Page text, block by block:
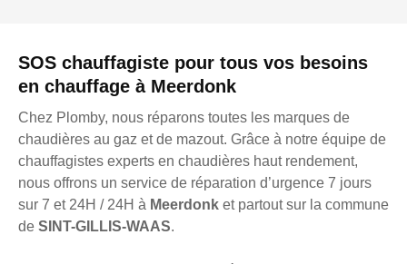
SOS chauffagiste pour tous vos besoins
en chauffage à Meerdonk
Chez Plomby, nous réparons toutes les marques de
chaudières au gaz et de mazout. Grâce à notre équipe de
chauffagistes experts en chaudières haut rendement,
nous offrons un service de réparation d’urgence 7 jours
sur 7 et 24H / 24H à Meerdonk et partout sur la commune
de SINT-GILLIS-WAAS.